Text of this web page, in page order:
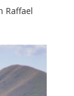
Raffael